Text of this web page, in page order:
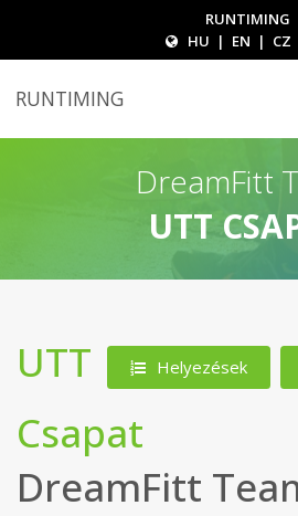
RUNTIMING
HU | EN | CZ
RUNTIMING
DreamFitt
UTT
Helyezések
UTT
Csapat
DreamFitt